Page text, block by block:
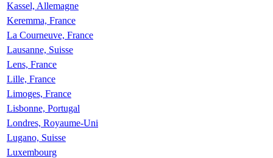
Kassel, Allemagne
Keremma, France
La Courneuve, France
Lausanne, Suisse
Lens, France
Lille, France
Limoges, France
Lisbonne, Portugal
Londres, Royaume-Uni
Lugano, Suisse
Luxembourg